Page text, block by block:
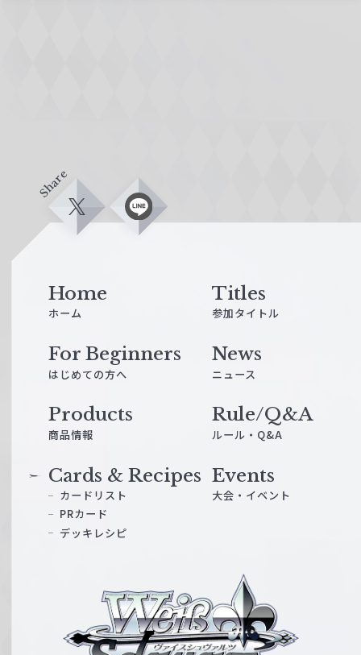
Share
X L
ス
Home
ホーム
Titles
参加タイトル
For Beginners
はじめての方へ
News
ニュース
Products
商品情報
Cards & Recipes
カードリスト
PRカード
デッキレシピ
Events
大会・イベント
Rule/Q&A
ルール・Q&A